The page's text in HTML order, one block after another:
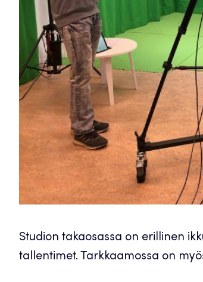
Studion takaosassa on erillinen
tallentimet. Tarkkaamossa on